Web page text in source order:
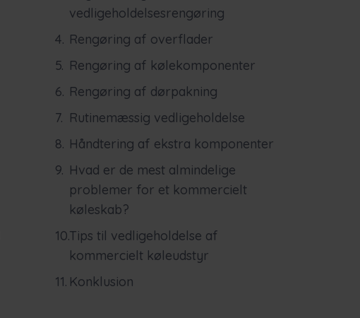
vedligeholdelsesrengøring
Rengøring af overflader
Rengøring af kølekomponenter
Rengøring af dørpakning
Rutinemæssig vedligeholdelse
Håndtering af ekstra komponenter
Hvad er de mest almindelige
problemer for et kommercielt
køleskab?
Tips til vedligeholdelse af
kommercielt køleudstyr
Konklusion